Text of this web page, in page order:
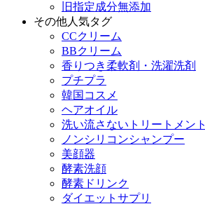
旧指定成分無添加
その他人気タグ
CCクリーム
BBクリーム
香りつき柔軟剤・洗濯洗剤
プチプラ
韓国コスメ
ヘアオイル
洗い流さないトリートメント
ノンシリコンシャンプー
美顔器
酵素洗顔
酵素ドリンク
ダイエットサプリ